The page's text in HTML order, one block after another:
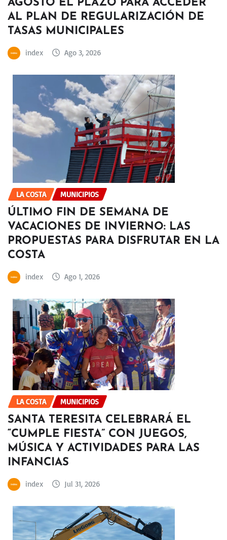
AGOSTO EL PLAZO PARA ACCEDER
AL PLAN DE REGULARIZACIÓN DE
TASAS MUNICIPALES
index Ago 3, 2026
LA COSTA MUNICIPIOS
ÚLTIMO FIN DE SEMANA DE
VACACIONES DE INVIERNO: LAS
PROPUESTAS PARA DISFRUTAR EN LA
COSTA
index Ago 1, 2026
LA COSTA MUNICIPIOS
SANTA TERESITA CELEBRARÁ EL
“CUMPLE FIESTA” CON JUEGOS,
MÚSICA Y ACTIVIDADES PARA LAS
INFANCIAS
index Jul 31, 2026